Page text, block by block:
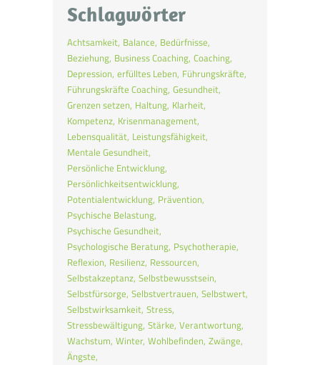
Schlagwörter
Achtsamkeit Balance Bedürfnisse
Beziehung Business Coaching Coaching
Depression erfülltes Leben Führungskräfte
Führungskräfte Coaching Gesundheit
Grenzen setzen Haltung Klarheit
Kompetenz Krisenmanagement
Lebensqualität Leistungsfähigkeit
Mentale Gesundheit
Persönliche Entwicklung
Persönlichkeitsentwicklung
Potentialentwicklung Prävention
Psychische Belastung
Psychische Gesundheit
Psychologische Beratung Psychotherapie
Reflexion Resilienz Ressourcen
Selbstakzeptanz Selbstbewusstsein
Selbstfürsorge Selbstvertrauen Selbstwert
Selbstwirksamkeit Stress
Stressbewältigung Stärke Verantwortung
Wachstum Winter Wohlbefinden Zwänge
Ängste